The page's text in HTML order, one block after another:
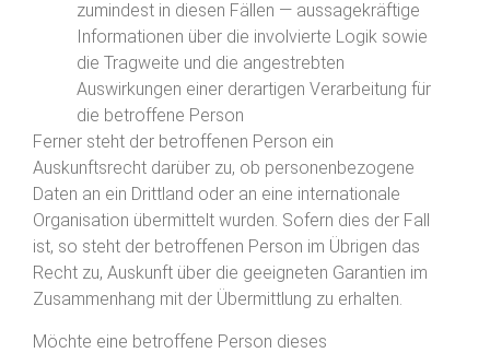
zumindest in diesen Fällen — aussagekräftige
Informationen über die involvierte Logik sowie
die Tragweite und die angestrebten
Auswirkungen einer derartigen Verarbeitung für
die betroffene Person
Ferner steht der betroffenen Person ein
Auskunftsrecht darüber zu, ob personenbezogene
Daten an ein Drittland oder an eine internationale
Organisation übermittelt wurden. Sofern dies der Fall
ist, so steht der betroffenen Person im Übrigen das
Recht zu, Auskunft über die geeigneten Garantien im
Zusammenhang mit der Übermittlung zu erhalten.
Möchte eine betroffene Person dieses